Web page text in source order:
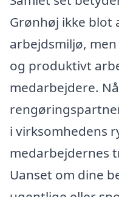
Grønhøj ikke blot
arbejdsmiljø,
og produktivt
medarbejdere.
i virksomhedens
medarbejdernes
Uanset om dine